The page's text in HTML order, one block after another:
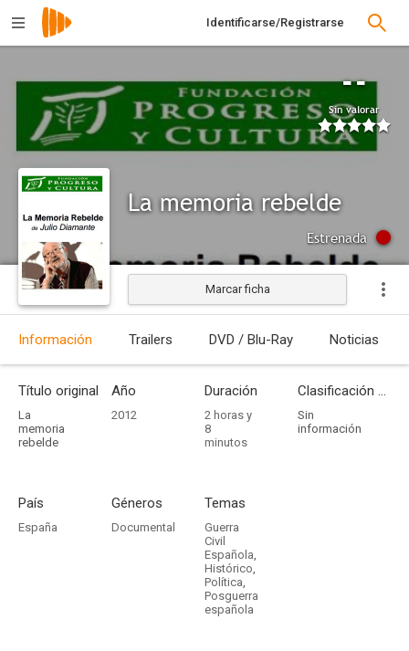
Identificarse/Registrarse
--
Sin valorar
La memoria rebelde
Estrenada
Marcar ficha
Información Trailers DVD / Blu-Ray Noticias
Título original
La
memoria
rebelde
Año
2012
Duración
2 horas y
8
minutos
Clasificación por edades
Sin
información
País
España
Géneros
Documental
Temas
Guerra
Civil
Española,
Histórico,
Política,
Posguerra
española